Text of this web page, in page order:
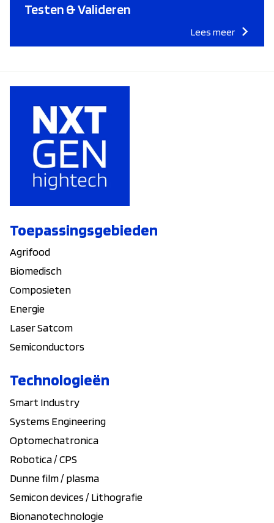
Testen & Valideren
Lees meer
Toepassingsgebieden
Agrifood
Biomedisch
Composieten
Energie
Laser Satcom
Semiconductors
Technologieën
Smart Industry
Systems Engineering
Optomechatronica
Robotica / CPS
Dunne film / plasma
Semicon devices / Lithografie
Bionanotechnologie